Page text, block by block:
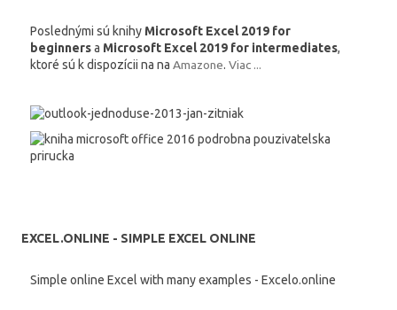
Poslednými sú knihy Microsoft Excel 2019 for
beginnersa Microsoft Excel 2019 for intermediates,
ktoré sú k dispozícii na na Amazone. Viac ...
EXCEL.ONLINE - SIMPLE EXCEL ONLINE
Simple online Excel with many examples - Excelo.online